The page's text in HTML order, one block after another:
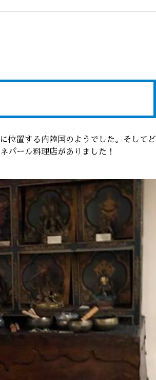
位置する内陸国のようでした。そしてど
パール料理店がありました！